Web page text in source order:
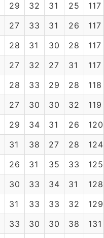
29 32 31 25
117
27 33 31 26
117
28 31 30 28
117
27 32 27 31
117
28 33 29 28
118
27 30 30 32
119
29 34 31 26
120
31 38 27 28
124
26 31 35 33
125
30 33 34 31
128
31 33 33 32
129
33 30 30 38
131